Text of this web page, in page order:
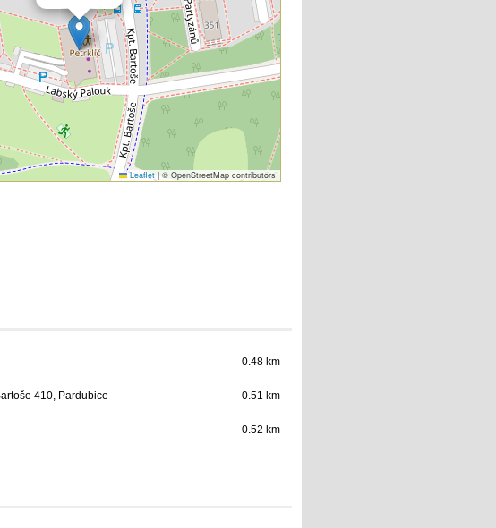
Leaflet | © OpenStreetMap contributors
0.48 km
410, Pardubice 0.51 km
0.52 km